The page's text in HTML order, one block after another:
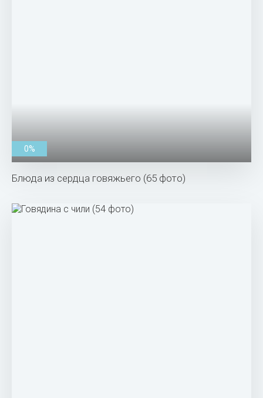
0%
Блюда из сердца говяжьего (65 фото)